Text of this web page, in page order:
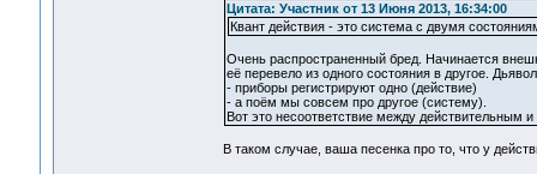
Цитата: Участник от 13 Июня 2013, 16:34:00
Квант действия - это система с двумя
Очень распространенный бред. Начинается
её перевело из одного состояния в другое.
- приборы регистрируют одно (действие)
- а поём мы совсем про другое (систему).
Вот это несоответствие между действительным
В таком случае, ваша песенка про то, что у